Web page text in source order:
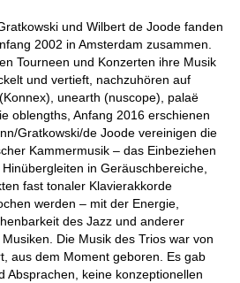
und Wilbert de Joode fanden
2002 in Amsterdam zusammen.
Tourneen und Konzerten ihre Musik
und vertieft, nachzuhören auf
unearth (nuscope), palaë
oblengths, Anfang 2016 erschienen
Gratkowski/de Joode vereinigen die
Kammermusik – das Einbeziehen
in Geräuschbereiche,
fast tonaler Klavierakkorde
werden – mit der Energie,
des Jazz und anderer
Die Musik des Trios war von
aus dem Moment geboren. Es gab
Absprachen, keine konzeptionellen